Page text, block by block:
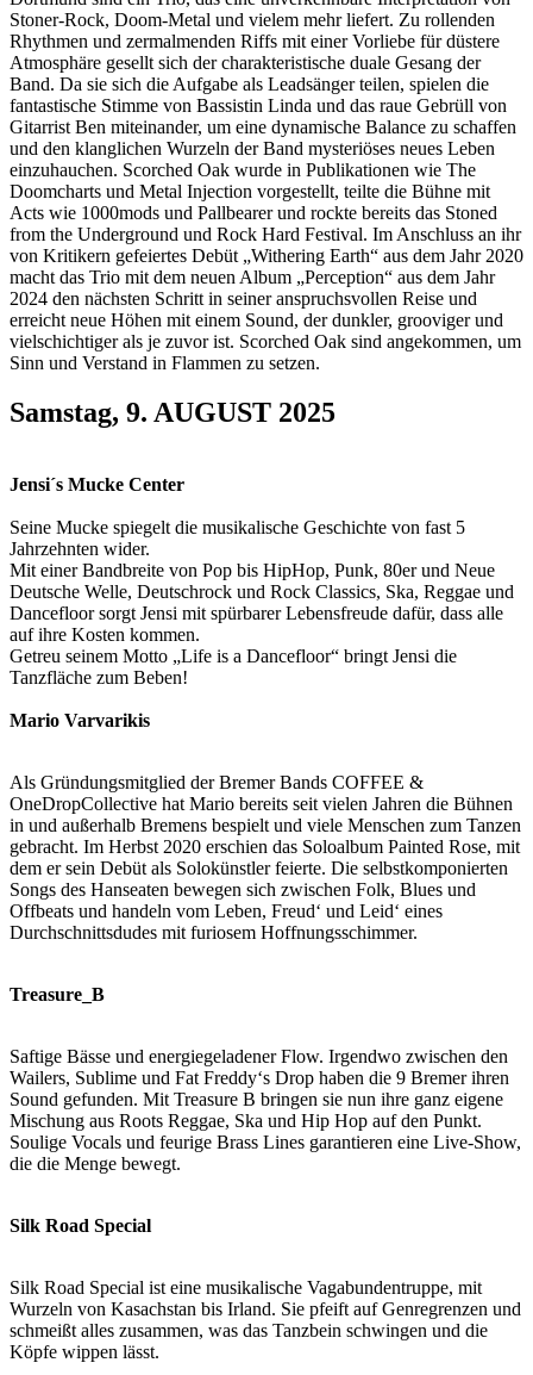
Stoner-Rock, Doom-Metal und vielem mehr liefert. Zu rollenden
Rhythmen und zermalmenden Riffs mit einer Vorliebe für düstere
Atmosphäre gesellt sich der charakteristische duale Gesang der
Band. Da sie sich die Aufgabe als Leadsänger teilen, spielen die
fantastische Stimme von Bassistin Linda und das raue Gebrüll von
Gitarrist Ben miteinander, um eine dynamische Balance zu schaffen
und den klanglichen Wurzeln der Band mysteriöses neues Leben
einzuhauchen. Scorched Oak wurde in Publikationen wie The
Doomcharts und Metal Injection vorgestellt, teilte die Bühne mit
Acts wie 1000mods und Pallbearer und rockte bereits das Stoned
from the Underground und Rock Hard Festival. Im Anschluss an ihr
von Kritikern gefeiertes Debüt „Withering Earth“ aus dem Jahr 2020
macht das Trio mit dem neuen Album „Perception“ aus dem Jahr
2024 den nächsten Schritt in seiner anspruchsvollen Reise und
erreicht neue Höhen mit einem Sound, der dunkler, grooviger und
vielschichtiger als je zuvor ist. Scorched Oak sind angekommen, um
Sinn und Verstand in Flammen zu setzen.
Samstag, 9. AUGUST 2025
Jensi´s Mucke Center
Seine Mucke spiegelt die musikalische Geschichte von fast 5
Jahrzehnten wider.
Mit einer Bandbreite von Pop bis HipHop, Punk, 80er und Neue
Deutsche Welle, Deutschrock und Rock Classics, Ska, Reggae und
Dancefloor sorgt Jensi mit spürbarer Lebensfreude dafür, dass alle
auf ihre Kosten kommen.
Getreu seinem Motto „Life is a Dancefloor“ bringt Jensi die
Tanzfläche zum Beben!
Mario Varvarikis
Als Gründungsmitglied der Bremer Bands COFFEE &
OneDropCollective hat Mario bereits seit vielen Jahren die Bühnen
in und außerhalb Bremens bespielt und viele Menschen zum Tanzen
gebracht. Im Herbst 2020 erschien das Soloalbum Painted Rose, mit
dem er sein Debüt als Solokünstler feierte. Die selbstkomponierten
Songs des Hanseaten bewegen sich zwischen Folk, Blues und
Offbeats und handeln vom Leben, Freud‘ und Leid‘ eines
Durchschnittsdudes mit furiosem Hoffnungsschimmer.
Treasure_B
Saftige Bässe und energiegeladener Flow. Irgendwo zwischen den
Wailers, Sublime und Fat Freddy‘s Drop haben die 9 Bremer ihren
Sound gefunden. Mit Treasure B bringen sie nun ihre ganz eigene
Mischung aus Roots Reggae, Ska und Hip Hop auf den Punkt.
Soulige Vocals und feurige Brass Lines garantieren eine Live-Show,
die die Menge bewegt.
Silk Road Special
Silk Road Special ist eine musikalische Vagabundentruppe, mit
Wurzeln von Kasachstan bis Irland. Sie pfeift auf Genregrenzen und
schmeißt alles zusammen, was das Tanzbein schwingen und die
Köpfe wippen lässt.